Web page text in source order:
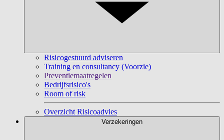
Risicogestuurd adviseren
Training en consultancy (Voorzie)
Preventiemaatregelen
Bedrijfsrisico's
Room of risk
Overzicht Risicoadvies
Verzekeringen